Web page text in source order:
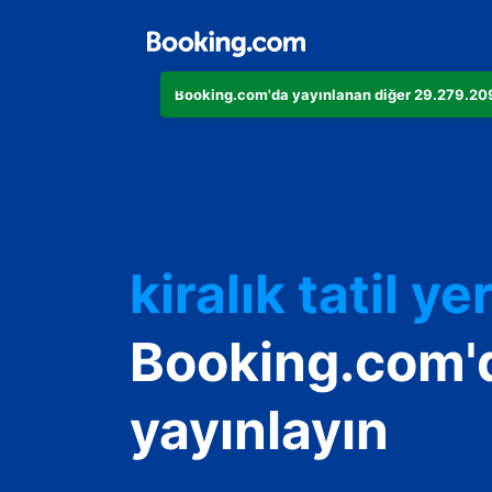
Booking.com'da yayınlanan diğer
kiralık tatil
Konukevinizi
Oda ve
yayınlayın